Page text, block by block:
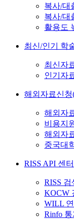
복사/대
복사/대
활용도
최신/인기 학
최신자
인기자
해외자료신청
해외자
비용지
해외자
중국대
RISS API 센터
RISS
KOCW
WILL
Rinfo